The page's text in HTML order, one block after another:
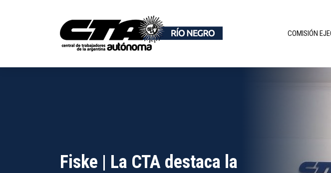
COMISIÓN
Fiske | La CTA destaca la